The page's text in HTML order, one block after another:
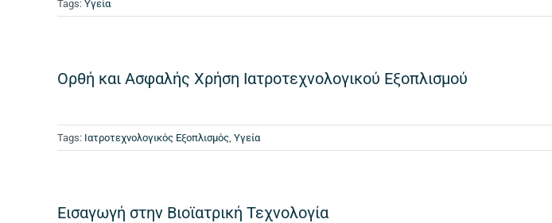
Tags: Υγεία
Ορθή και Ασφαλής Χρήση Ιατροτεχνολογικού Εξοπλισμού
Tags: Ιατροτεχνολογικός Εξοπλισμός, Υγεία
Εισαγωγή στην Βιοϊατρική Τεχνολογία